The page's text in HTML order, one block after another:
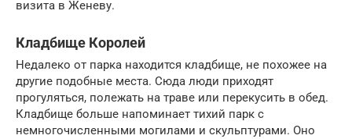
визита в Женеву.
Кладбище Королей
Недалеко от парка находится кладбище, не похожее на
другие подобные места. Сюда люди приходят
прогуляться, полежать на траве или перекусить в обед.
Кладбище больше напоминает тихий парк с
немногочисленными могилами и скульптурами. Оно